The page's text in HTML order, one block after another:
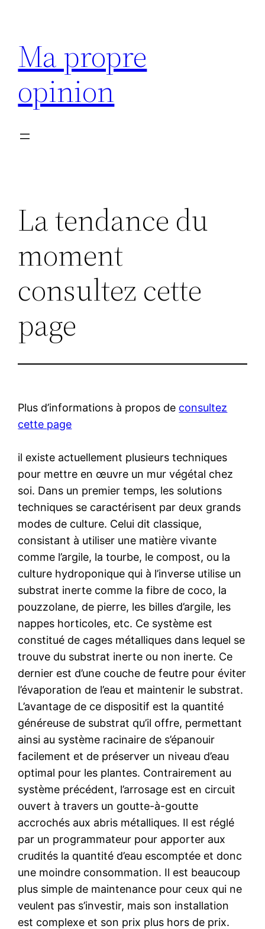
contenu
Ma propre
opinion
La tendance du
moment
consultez cette
page
Plus d’informations à propos de consultez
cette page
il existe actuellement plusieurs techniques
pour mettre en œuvre un mur végétal chez
soi. Dans un premier temps, les solutions
techniques se caractérisent par deux grands
modes de culture. Celui dit classique,
consistant à utiliser une matière vivante
comme l’argile, la tourbe, le compost, ou la
culture hydroponique qui à l’inverse utilise un
substrat inerte comme la fibre de coco, la
pouzzolane, de pierre, les billes d’argile, les
nappes horticoles, etc. Ce système est
constitué de cages métalliques dans lequel se
trouve du substrat inerte ou non inerte. Ce
dernier est d’une couche de feutre pour éviter
l’évaporation de l’eau et maintenir le substrat.
L’avantage de ce dispositif est la quantité
généreuse de substrat qu’il offre, permettant
ainsi au système racinaire de s’épanouir
facilement et de préserver un niveau d’eau
optimal pour les plantes. Contrairement au
système précédent, l’arrosage est en circuit
ouvert à travers un goutte-à-goutte
accrochés aux abris métalliques. Il est réglé
par un programmateur pour apporter aux
crudités la quantité d’eau escomptée et donc
une moindre consommation. Il est beaucoup
plus simple de maintenance pour ceux qui ne
veulent pas s’investir, mais son installation
est complexe et son prix plus hors de prix.